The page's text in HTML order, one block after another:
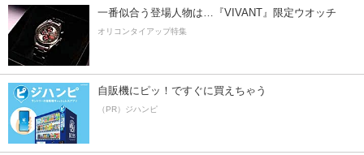
一番似合う登場人物は…『VIVANT』限定ウオッチ
オリコンタイアップ特集
自販機にピッ！ですぐに買えちゃう
（PR）ジハンピ